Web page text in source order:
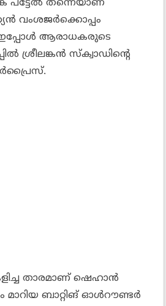
പട്ടേല്‍ തന്നെയാണ്
വംശജര്‍ക്കൊപ്പം
ഇപ്പോള്‍ ആരാധകരുടെ
ശ്രീലങ്കന്‍ സ്‌ക്വാഡിന്റെ
താരമാണ് ഷെഹാന്‍
ബാറ്റിങ് ഓള്‍റൗണ്ടര്‍